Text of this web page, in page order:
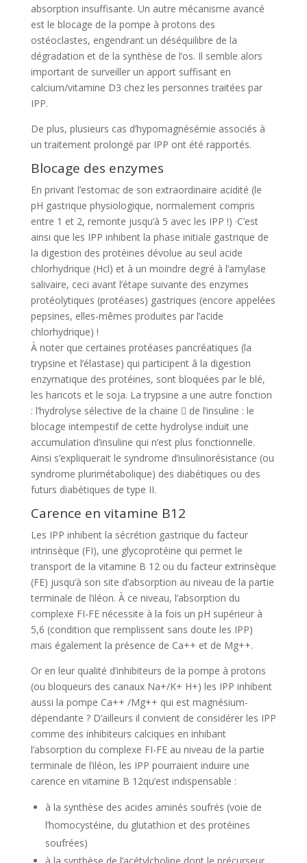
absorption insuffisante. Un autre mécanisme avancé
est le blocage de la pompe à protons des
ostéoclastes, engendrant un déséquilibre de la
dégradation et de la synthèse de l’os. Il semble alors
important de surveiller un apport suffisant en
calcium/vitamine D3 chez les personnes traitées par
IPP.
De plus, plusieurs cas d’hypomagnésémie associés à
un traitement prolongé par IPP ont été rapportés.
Blocage des enzymes
En privant l’estomac de son extraordinaire acidité (le
pH gastrique physiologique, normalement compris
entre 1 et 2, remonte jusqu’à 5 avec les IPP !) ·C’est
ainsi que les IPP inhibent la phase initiale gastrique de
la digestion des protéines dévolue au seul acide
chlorhydrique (Hcl) et à un moindre degré à l’amylase
salivaire, ceci avant l’étape suivante des enzymes
protéolytiques (protéases) gastriques (encore appelées
pepsines, elles-mêmes produites par l’acide
chlorhydrique) !
À noter que certaines protéases pancréatiques (la
trypsine et l’élastase) qui participent â la digestion
enzymatique des protéines, sont bloquées par le blé,
les haricots et le soja. La trypsine a une autre fonction
: l’hydrolyse sélective de la chaine  de l’insuline : le
blocage intempestif de cette hydrolyse induit une
accumulation d’insuline qui n’est plus fonctionnelle.
Ainsi s’expliquerait le syndrome d’insulinorésistance (ou
syndrome plurimétabolique) des diabétiques ou des
futurs diabétiques de type II.
Carence en vitamine B12
Les IPP inhibent la sécrétion gastrique du facteur
intrinsèque (FI), une glycoprotéine qui permet le
transport de la vitamine B 12 ou du facteur extrinsèque
(FE) jusqu’à son site d’absorption au niveau de la partie
terminale de l’iléon. À ce niveau, l’absorption du
complexe FI-FE nécessite à la fois un pH supérieur à
5,6 (condition que remplissent sans doute les IPP)
mais également la présence de Ca++ et de Mg++.
Or en leur qualité d’inhibiteurs de la pompe à protons
(ou bloqueurs des canaux Na+/K+ H+) les IPP inhibent
aussi la pompe Ca++ /Mg++ qui est magnésium-
dépendante ? D’ailleurs il convient de considérer les IPP
comme des inhibiteurs calciques en inhibant
l’absorption du complexe FI-FE au niveau de la partie
terminale de l’iléon, les IPP pourraient induire une
carence en vitamine B 12qu’est indispensable :
à la synthèse des acides aminés soufrés (voie de
l’homocystéine, du glutathion et des protéines
soufrées)